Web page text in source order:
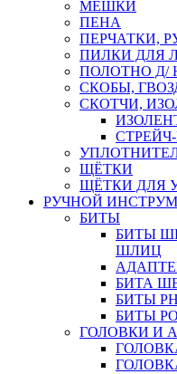
МЕШКИ
ПЕНА
ПЕРЧАТКИ,
ПИЛКИ ДЛЯ
ПОЛОТНО Д/
СКОБЫ,
СКОТЧИ,
ЩЁТКИ
ЩЁТКИ ДЛЯ
РУЧНОЙ
БИТЫ
БИТЫ
ШЛИЦ
БИТА
БИТЫ
БИТЫ
ГОЛОВКИ И